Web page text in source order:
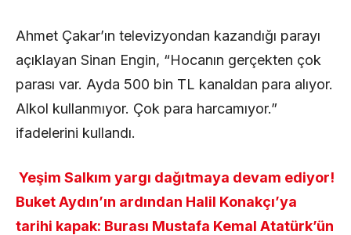
Ahmet Çakar’ın televizyondan kazandığı parayı
açıklayan Sinan Engin, “Hocanın gerçekten çok
parası var. Ayda 500 bin TL kanaldan para alıyor.
Alkol kullanmıyor. Çok para harcamıyor.”
ifadelerini kullandı.
Yeşim Salkım yargı dağıtmaya devam ediyor!
Buket Aydın’ın ardından Halil Konakçı’ya
tarihi kapak: Burası Mustafa Kemal Atatürk’ün